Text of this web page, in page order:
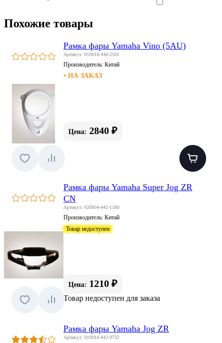
Похожие товары
Рамка фары Yamaha Vino (5AU)
Артикул: 010018-448-2501
Производитель: Китай
• НА ЗАКАЗ
Цена: 2840 ₽
Рамка фары Yamaha Super Jog ZR
CN
Артикул: 020004-442-1180
Производитель: Китай
Товар недоступен
Цена: 1210 ₽
Товар недоступен для заказа
Рамка фары Yamaha Jog ZR
Артикул: 010018-442-9732